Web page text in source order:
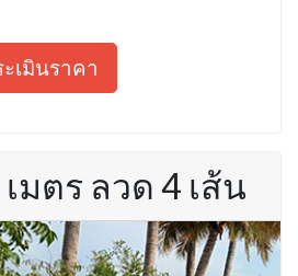
เมินราคา
มตร ลวด 4 เส้น